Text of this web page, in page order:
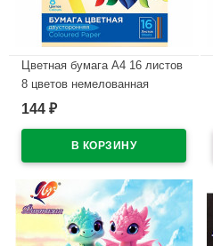
Цветная бумага А4 16 листов
8 цветов немелованная
двусторонняя ЛУЧ Школа
арт 30С 1791-08
144 ₽